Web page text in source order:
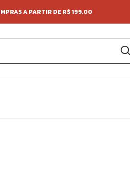
A PARTIR DE R$ 199,00